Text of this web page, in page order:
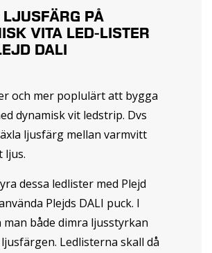
PÅ
VITA LED-LISTER
DALI
och mer poplulärt att bygga
dynamisk vit ledstrip. Dvs
ljusfärg mellan varmvitt
ljus.
dessa ledlister med Plejd
Plejds DALI puck. I
man både dimra ljusstyrkan
Ledlisterna skall då